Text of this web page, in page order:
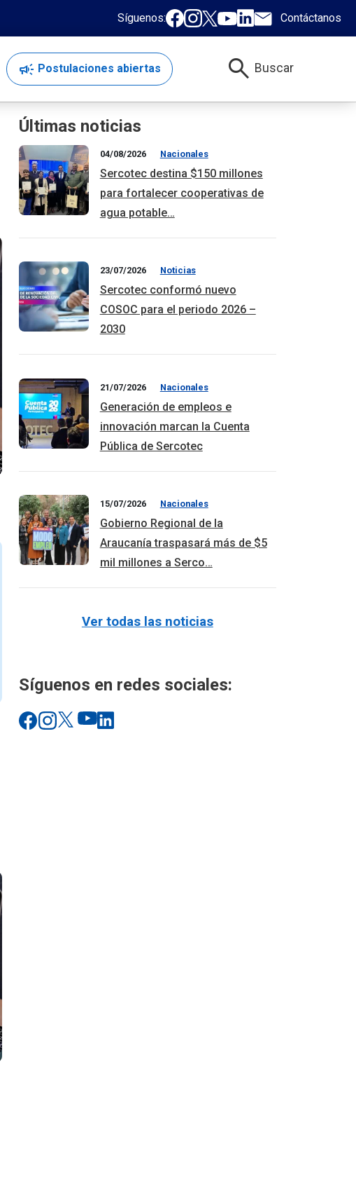
Síguenos: Contáctanos
campaign Postulaciones abiertas search Buscar
Últimas noticias
04/08/2026 Nacionales
Sercotec destina $150 millones
para fortalecer cooperativas de
agua potable…
23/07/2026 Noticias
Sercotec conformó nuevo
COSOC para el periodo 2026 –
2030
21/07/2026 Nacionales
Generación de empleos e
innovación marcan la Cuenta
Pública de Sercotec
15/07/2026 Nacionales
Gobierno Regional de la
Araucanía traspasará más de $5
mil millones a Serco…
Ver todas las noticias
Síguenos en redes sociales: